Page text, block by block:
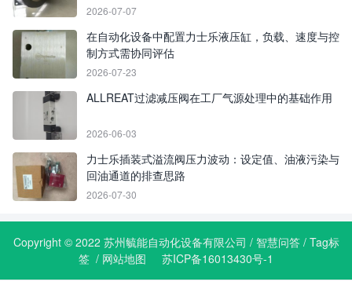
2026-07-07
在自动化设备中配置力士乐液压缸，负载、速度与控
制方式需协同评估
2026-07-23
ALLREAT过滤减压阀在工厂气源处理中的基础作用
2026-06-03
力士乐插装式溢流阀压力波动：设定值、油液污染与
回油通道的排查思路
2026-07-30
Copyright © 2022 苏州毓能自动化设备有限公司 / 智慧问答/ Tag标
签 / 网站地图 苏ICP备16013430号-1